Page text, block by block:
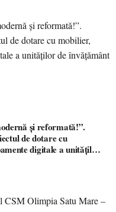
și reformată!”.
de dotare cu
digitale a unităților